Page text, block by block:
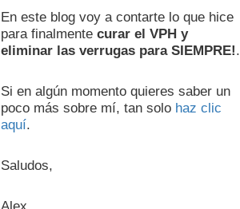
En este blog voy a contarte lo que hice
para finalmente curar el VPH y
eliminar las verrugas para SIEMPRE!.
Si en algún momento quieres saber un
poco más sobre mí, tan solo haz clic
aquí.
Saludos,